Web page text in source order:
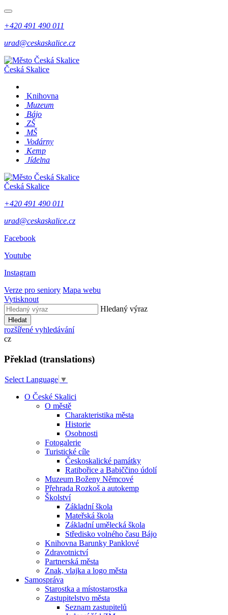
+420 491 490 011
urad@ceskaskalice.cz
Česká Skalice
Knihovna
Muzeum
Bájo
ZŠ
MŠ
Vodárny
Kemp
Jídelna
Česká Skalice
+420 491 490 011
urad@ceskaskalice.cz
Facebook
Youtube
Instagram
Verze pro seniory Mapa webu
Vytisknout
Hledaný výraz
Hledat
rozšířené vyhledávání
cz
Překlad (translations)
Select Language ▼
O České Skalici
O městě
Charakteristika města
Historie
Osobnosti
Fotogalerie
Turistické cíle
Českoskalické památky
Ratibořice a Babiččino údolí
Muzeum Boženy Němcové
Přehrada Rozkoš a autokemp
Školství
Základní škola
Mateřská škola
Základní umělecká škola
Středisko volného času Bájo
Knihovna Barunky Panklové
Zdravotnictví
Partnerská města
Znak, vlajka a logo města
Samospráva
Starostka a místostarostka
Zastupitelstvo města
Seznam zastupitelů